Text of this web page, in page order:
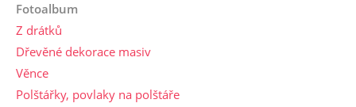
Fotoalbum
Z drátků
Dřevěné dekorace masiv
Věnce
Polštářky, povlaky na polštáře